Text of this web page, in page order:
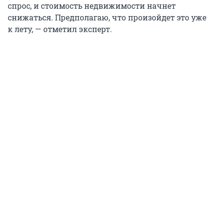
спрос, и стоимость недвижимости начнет
снижаться. Предполагаю, что произойдет это уже
к лету, — отметил эксперт.